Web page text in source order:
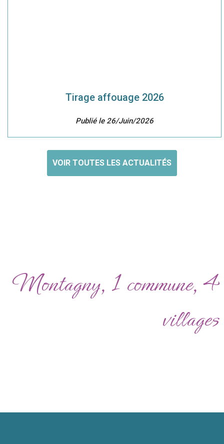
Tirage affouage 2026
Publié le 26/Juin/2026
VOIR TOUTES LES ACTUALITÉS
Montagny, 1 commune, 4
villages